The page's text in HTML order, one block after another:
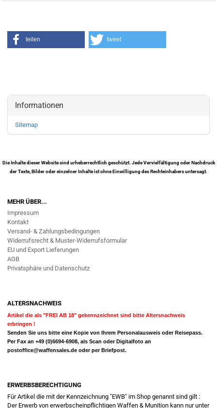
teilen tweet
Informationen
Sitemap
Die Inhalte dieser Website sind urheberrechtlich geschützt. Jede Vervielfältigung oder Nachdruck
der Texte, Bilder oder einzelner Inhalte ist ohne Einwilligung des Rechteinhabers untersagt.
MEHR ÜBER...
Impressum
Kontakt
Versand- & Zahlungsbedingungen
Widerrufsrecht & Muster-Widerrufsformular
EU und Export Lieferungen
AGB
Privatsphäre und Datenschutz
ALTERSNACHWEIS
Artikel die als "FREI AB 18" gekennzeichnet sind bitte Altersnachweis
erbringen !
Senden Sie uns bitte eine Kopie von Ihrem Personalausweis oder Reisepass.
Per Fax an +49 (0)6694-6908, als Scan oder Digitalfoto an
postoffice@waffensales.de oder per Briefpost.
ERWERBSBERECHTIGUNG
Für Artikel die mit der Kennzeichnung "EWB" im Shop genannt sind gilt :
Der Erwerb von erwerbscheinpflichtigen Waffen & Munition kann nur unter